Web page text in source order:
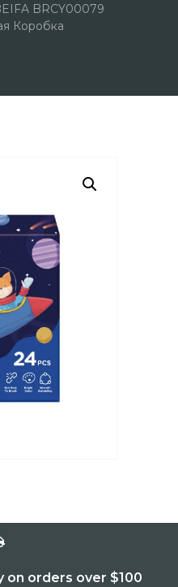
BRCY00079
Коробка
on orders over $100